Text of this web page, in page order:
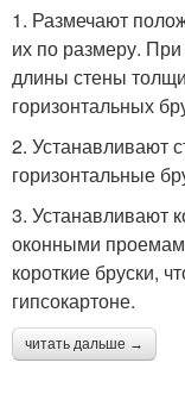
1. Размечают
их по размеру. При
длины стены
горизонтальных
2. Устанавливают
горизонтальные
3. Устанавливают
оконными
короткие бруски,
гипсокартоне.
читать дальше →